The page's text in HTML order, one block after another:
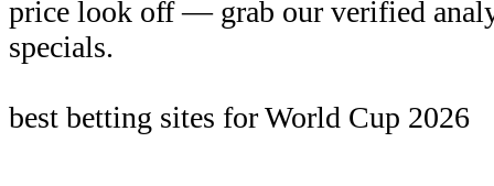
price look off — grab our verified
specials.
best betting sites for World Cup 2026